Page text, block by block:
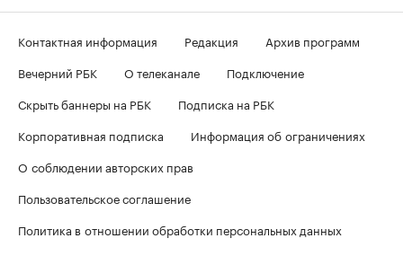
Контактная информация Редакция
Архив программ
Вечерний РБК
О телеканале
Подключение
Скрыть баннеры на РБК
Подписка на РБК
Корпоративная подписка
Информация об ограничениях
О соблюдении авторских прав
Пользовательское соглашение
Политика в отношении обработки персональных данных